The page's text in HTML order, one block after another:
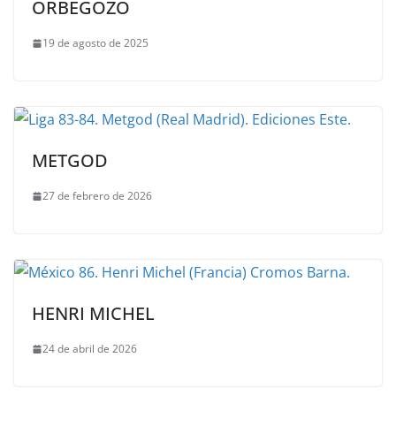
ORBEGOZO
19 de agosto de 2025
METGOD
27 de febrero de 2026
HENRI MICHEL
24 de abril de 2026